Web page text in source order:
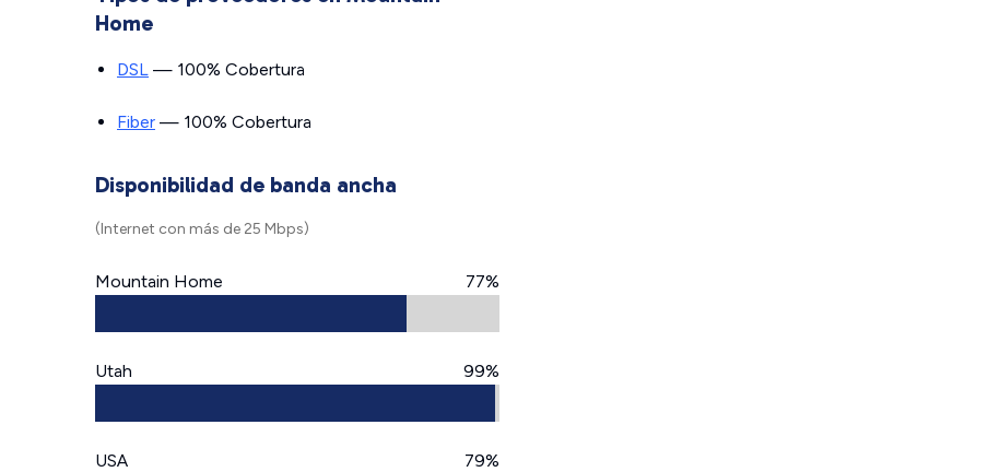
Home
DSL — 100% Cobertura
Fiber — 100% Cobertura
Disponibilidad de banda ancha
(Internet con más de 25 Mbps)
Mountain Home 77%
Utah 99%
USA 79%